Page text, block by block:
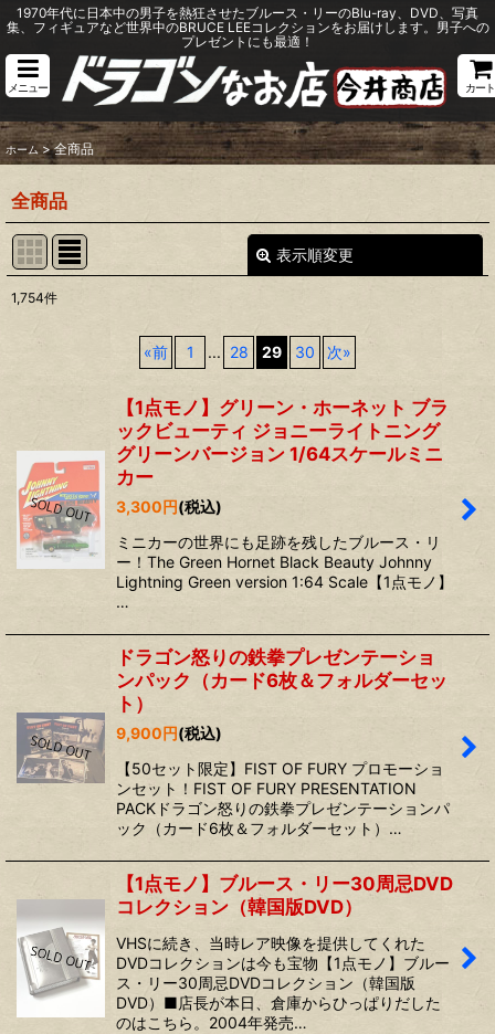
1970年代に日本中の男子を熱狂させたブルース・リーのBlu-ray、DVD、写真
集、フィギュアなど世界中のBRUCE LEEコレクションをお届けします。男子への
プレゼントにも最適！
メニュー カート
ホーム > 全商品
全商品
表示順変更
絞り込む
1,754件
«前 1 ... 28 29 30 次»
【1点モノ】グリーン・ホーネット ブラ
ックビューティ ジョニーライトニング
グリーンバージョン 1/64スケールミニ
カー
3,300円(税込)
ミニカーの世界にも足跡を残したブルース・リ
ー！The Green Hornet Black Beauty Johnny
Lightning Green version 1:64 Scale【1点モノ】
…
ドラゴン怒りの鉄拳プレゼンテーショ
ンパック（カード6枚＆フォルダーセッ
ト）
9,900円(税込)
【50セット限定】FIST OF FURY プロモーショ
ンセット！FIST OF FURY PRESENTATION
PACKドラゴン怒りの鉄拳プレゼンテーションパ
ック（カード6枚＆フォルダーセット）…
【1点モノ】ブルース・リー30周忌DVD
コレクション（韓国版DVD）
VHSに続き、当時レア映像を提供してくれた
DVDコレクションは今も宝物【1点モノ】ブルー
ス・リー30周忌DVDコレクション（韓国版
DVD）■店長が本日、倉庫からひっぱりだした
のはこちら。2004年発売…